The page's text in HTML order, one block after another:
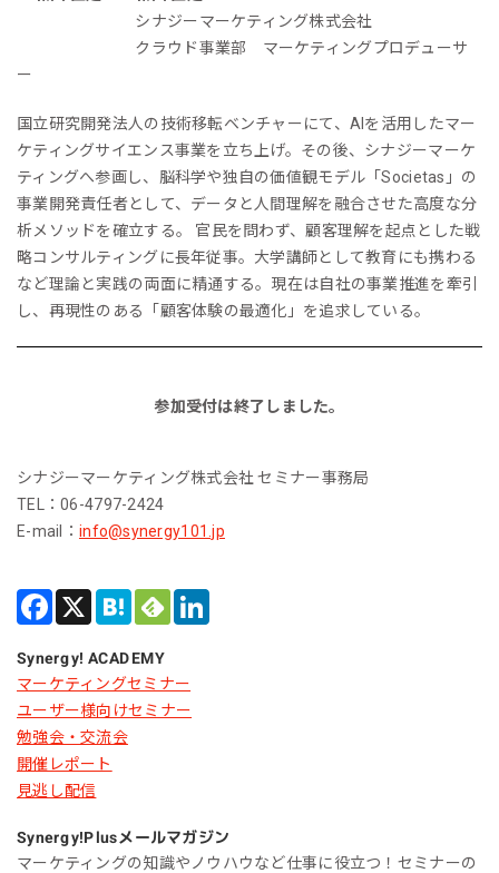
シナジーマーケティング株式会社
クラウド事業部 マーケティングプロデューサ
ー
国立研究開発法人の技術移転ベンチャーにて、AIを活用したマー
ケティングサイエンス事業を立ち上げ。その後、シナジーマーケ
ティングへ参画し、脳科学や独自の価値観モデル「Societas」の
事業開発責任者として、データと人間理解を融合させた高度な分
析メソッドを確立する。 官民を問わず、顧客理解を起点とした戦
略コンサルティングに長年従事。大学講師として教育にも携わる
など理論と実践の両面に精通する。現在は自社の事業推進を牽引
し、再現性のある「顧客体験の最適化」を追求している。
参加受付は終了しました。
シナジーマーケティング株式会社 セミナー事務局
TEL：06-4797-2424
E-mail： info@synergy101.jp
Synergy! ACADEMY
マーケティングセミナー
ユーザー様向けセミナー
勉強会・交流会
開催レポート
見逃し配信
Synergy!Plusメールマガジン
マーケティングの知識やノウハウなど仕事に役立つ！セミナーの